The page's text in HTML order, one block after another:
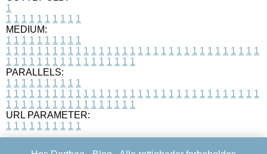
1
1 1 1 1 1 1 1 1 1 1
MEDIUM:
1 1 1 1 1 1 1 1 1 1
1 1 1 1 1 1 1 1 1 1 1 1 1 1 1 1 1 1 1 1 1 1 1 1 1 1 1 1 1 1 1 1 1
1 1 1 1 1 1 1 1 1 1 1 1 1 1 1 1 1
PARALLELS:
1 1 1 1 1 1 1 1 1 1
1 1 1 1 1 1 1 1 1 1 1 1 1 1 1 1 1 1 1 1 1 1 1 1 1 1 1 1 1 1 1 1 1
1 1 1 1 1 1 1 1 1 1 1 1 1 1 1 1 1
URL PARAMETER:
1 1 1 1 1 1 1 1 1 1